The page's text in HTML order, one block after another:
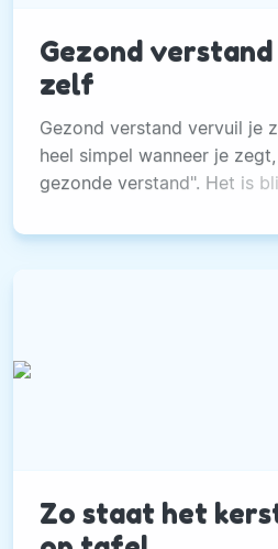
Gezond
zelf
Gezond verstand vervuil je
heel simpel wanneer je
gezonde verstand". Het is
Zo staat het